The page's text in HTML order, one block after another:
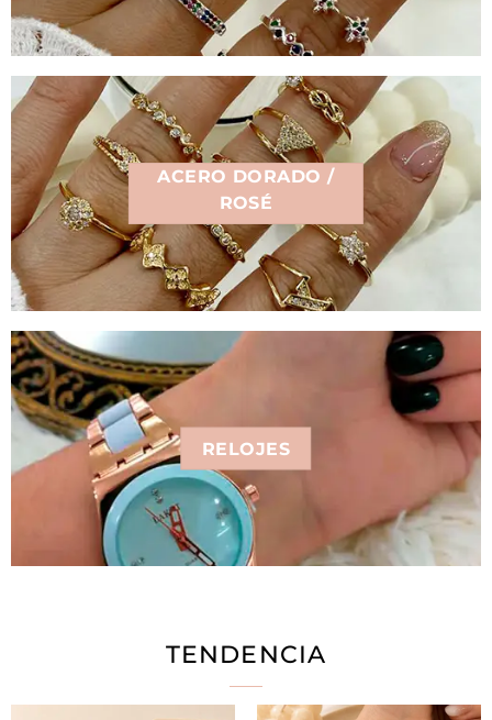
ACERO DORADO /
ROSÉ
RELOJES
TENDENCIA